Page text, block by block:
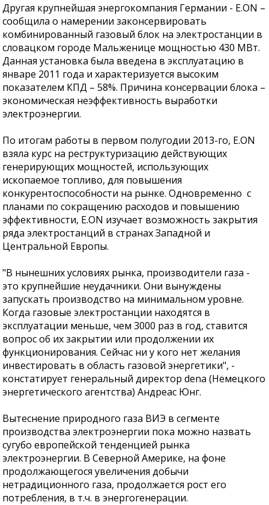
Другая крупнейшая энергокомпания Германии - E.ON –
сообщила о намерении законсервировать
комбинированный газовый блок на электростанции в
словацком городе Мальженице мощностью 430 МВт.
Данная установка была введена в эксплуатацию в
январе 2011 года и характеризуется высоким
показателем КПД – 58%. Причина консервации блока –
экономическая неэффективность выработки
электроэнергии.
По итогам работы в первом полугодии 2013-го, E.ON
взяла курс на реструктуризацию действующих
генерирующих мощностей, использующих
ископаемое топливо, для повышения
конкурентоспособности на рынке. Одновременно с
планами по сокращению расходов и повышению
эффективности, E.ON изучает возможность закрытия
ряда электростанций в странах Западной и
Центральной Европы.
"В нынешних условиях рынка, производители газа -
это крупнейшие неудачники. Они вынуждены
запускать производство на минимальном уровне.
Когда газовые электростанции находятся в
эксплуатации меньше, чем 3000 раз в год, ставится
вопрос об их закрытии или продолжении их
функционирования. Сейчас ни у кого нет желания
инвестировать в область газовой энергетики", -
констатирует генеральный директор dena (Немецкого
энергетического агентства) Андреас Юнг.
Вытеснение природного газа ВИЭ в сегменте
производства электроэнергии пока можно назвать
сугубо европейской тенденцией рынка
электроэнергии. В Северной Америке, на фоне
продолжающегося увеличения добычи
нетрадиционного газа, продолжается рост его
потребления, в т.ч. в энергогенерации.